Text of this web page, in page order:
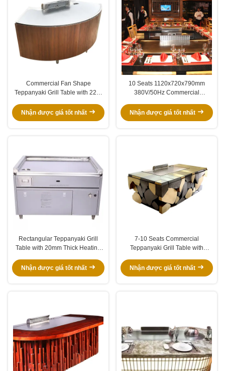
Commercial Fan Shape
Teppanyaki Grill Table with 220-
Restaurant & Hotel
Nhận được giá tốt nhất
10 Seats 1120x720x790mm
380V/50Hz Commercial
Stainless Steel 304 Construction
Nhận được giá tốt nhất
Rectangular Teppanyaki Grill
Table with 20mm Thick Heating
Nhận được giá tốt nhất
7-10 Seats Commercial
Teppanyaki Grill Table with
240V/380V for Restaurants
Nhận được giá tốt nhất